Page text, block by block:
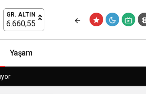
GR. ALTIN
6.660,55
Yaşam